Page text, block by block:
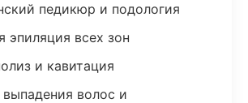
педикюр и подология
эпиляция всех зон
и кавитация
волос и